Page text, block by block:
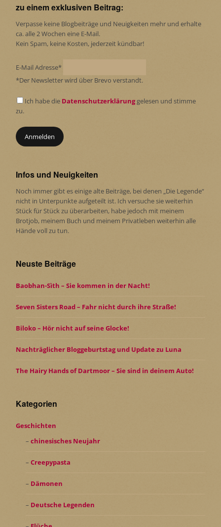
zu einem exklusiven Beitrag:
Verpasse keine Blogbeiträge und Neuigkeiten mehr und erhalte
ca. alle 2 Wochen eine E-Mail.
Kein Spam, keine Kosten, jederzeit kündbar!
E-Mail Adresse*
*Der Newsletter wird über Brevo verstandt.
Ich habe die Datenschutzerklärunggelesen und stimme
zu.
Infos und Neuigkeiten
Noch immer gibt es einige alte Beiträge, bei denen „Die Legende“
nicht in Unterpunkte aufgeteilt ist. Ich versuche sie weiterhin
Stück für Stück zu überarbeiten, habe jedoch mit meinem
Brotjob, meinem Buch und meinem Privatleben weiterhin alle
Hände voll zu tun.
Neuste Beiträge
Baobhan-Sìth – Sie kommen in der Nacht!
Seven Sisters Road – Fahr nicht durch ihre Straße!
Biloko – Hör nicht auf seine Glocke!
Nachträglicher Bloggeburtstag und Update zu Luna
The Hairy Hands of Dartmoor – Sie sind in deinem Auto!
Kategorien
Geschichten
chinesisches Neujahr
Creepypasta
Dämonen
Deutsche Legenden